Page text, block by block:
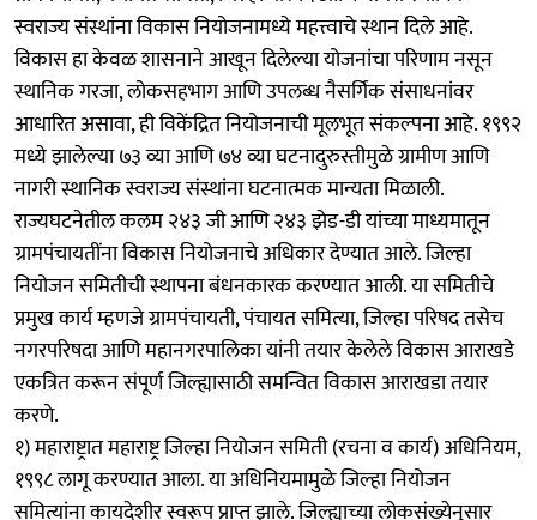
स्वराज्य संस्थांना विकास नियोजनामध्ये महत्त्वाचे स्थान दिले आहे.
विकास हा केवळ शासनाने आखून दिलेल्या योजनांचा परिणाम नसून
स्थानिक गरजा, लोकसहभाग आणि उपलब्ध नैसर्गिक संसाधनांवर
आधारित असावा, ही विकेंद्रित नियोजनाची मूलभूत संकल्पना आहे. १९९२
मध्ये झालेल्या ७३ व्या आणि ७४ व्या घटनादुरुस्तीमुळे ग्रामीण आणि
नागरी स्थानिक स्वराज्य संस्थांना घटनात्मक मान्यता मिळाली.
राज्यघटनेतील कलम २४३ जी आणि २४३ झेड-डी यांच्या माध्यमातून
ग्रामपंचायतींना विकास नियोजनाचे अधिकार देण्यात आले. जिल्हा
नियोजन समितीची स्थापना बंधनकारक करण्यात आली. या समितीचे
प्रमुख कार्य म्हणजे ग्रामपंचायती, पंचायत समित्या, जिल्हा परिषद तसेच
नगरपरिषदा आणि महानगरपालिका यांनी तयार केलेले विकास आराखडे
एकत्रित करून संपूर्ण जिल्ह्यासाठी समन्वित विकास आराखडा तयार
करणे.
१) महाराष्ट्रात महाराष्ट्र जिल्हा नियोजन समिती (रचना व कार्य) अधिनियम,
१९९८ लागू करण्यात आला. या अधिनियमामुळे जिल्हा नियोजन
समित्यांना कायदेशीर स्वरूप प्राप्त झाले. जिल्ह्याच्या लोकसंख्येनुसार